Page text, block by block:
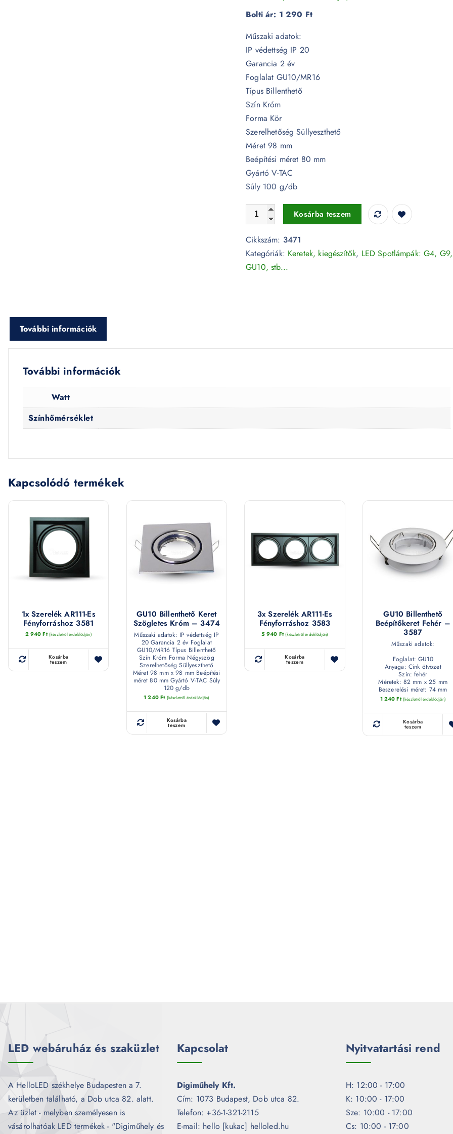
Bolti ár: 1 290 Ft
Műszaki adatok:
IP védettség IP 20
Garancia 2 év
Foglalat GU10/MR16
Típus Billenthető
Szín Króm
Forma Kör
Szerelhetőség Süllyeszthető
Méret 98 mm
Beépítési méret 80 mm
Gyártó V-TAC
Súly 100 g/db
GU10 billenthető keret króm - 3471 mennyiség
Kosárba teszem
Cikkszám: 3471
Kategóriák: Keretek, kiegészítők, LED Spotlámpák: G4, G9,
GU10, stb...
További információk
További információk
Watt
Színhőmérséklet
Kapcsolódó termékek
1x Szerelék AR111-Es
Fényforráshoz 3581
2 940Ft (készletről érdeklődjön)
Kosárba
teszem
GU10 Billenthető Keret
Szögletes Króm – 3474
Műszaki adatok: IP védettség IP
20 Garancia 2 év Foglalat
GU10/MR16 Típus Billenthető
Szín Króm Forma Négyszög
Szerelhetőség Süllyeszthető
Méret 98 mm x 98 mm Beépítési
méret 80 mm Gyártó V-TAC Súly
120 g/db
1 240Ft (készletről érdeklődjön)
Kosárba
teszem
3x Szerelék AR111-Es
Fényforráshoz 3583
5 940 Ft (készletről érdeklődjön)
Kosárba
teszem
GU10 Billenthető
Beépítőkeret Fehér –
3587
Műszaki adatok:
Foglalat: GU10
Anyaga: Cink ötvözet
Szín: fehér
Méretek: 82 mm x 25 mm
Beszerelési méret: 74 mm
1 240Ft (készletről érdeklődjön)
Kosárba
teszem
LED webáruház és szaküzlet
A HelloLED székhelye Budapesten a 7.
kerületben található, a Dob utca 82. alatt.
Az üzlet - melyben személyesen is
vásárolhatóak LED termékek - "Digiműhely és
Kapcsolat
Digiműhely Kft.
Cím: 1073 Budapest, Dob utca 82.
Telefon: +36-1-321-2115
E-mail: hello [kukac] helloled.hu
Nyitvatartási rend
H: 12:00 - 17:00
K: 10:00 - 17:00
Sze: 10:00 - 17:00
Cs: 10:00 - 17:00